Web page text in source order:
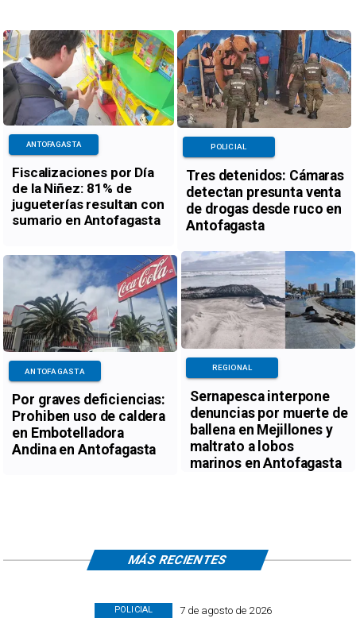
Fiscalizaciones por Día
de la Niñez: 81% de
jugueterías resultan con
sumario en Antofagasta
ANTOFAGASTA
Tres detenidos: Cámaras
detectan presunta venta
de drogas desde ruco en
Antofagasta
POLICIAL
Por graves deficiencias:
Prohiben uso de caldera
en Embotelladora
Andina en Antofagasta
ANTOFAGASTA
Sernapesca interpone
denuncias por muerte de
ballena en Mejillones y
maltrato a lobos
marinos en Antofagasta
REGIONAL
7 de agosto de 2026
POLICIAL
MÁS RECIENTES